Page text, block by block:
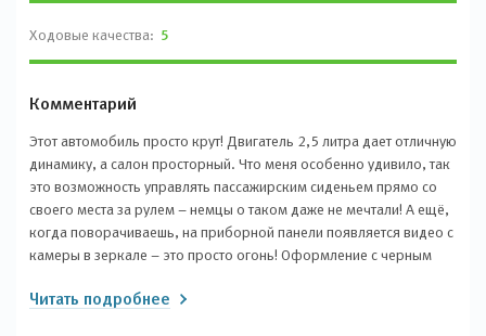
Ходовые качества: 5
Комментарий
Этот автомобиль просто крут! Двигатель 2,5 литра дает отличную
динамику, а салон просторный. Что меня особенно удивило, так
это возможность управлять пассажирским сиденьем прямо со
своего места за рулем – немцы о таком даже не мечтали! А ещё,
когда поворачиваешь, на приборной панели появляется видео с
камеры в зеркале – это просто огонь! Оформление с черным
просто офигенные. Вентиляция сидений спасает летом, а
Читать подробнее